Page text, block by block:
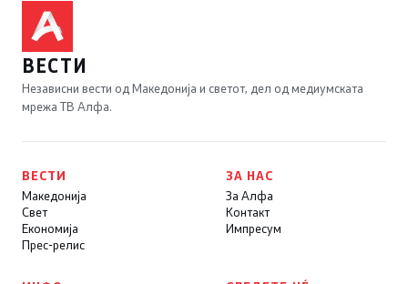
ВЕСТИ
Независни вести од Македонија и светот, дел од медиумската
мрежа ТВ Алфа.
ВЕСТИ
Македонија
Свет
Економија
Прес-релис
ЗА НАС
За Алфа
Контакт
Импресум